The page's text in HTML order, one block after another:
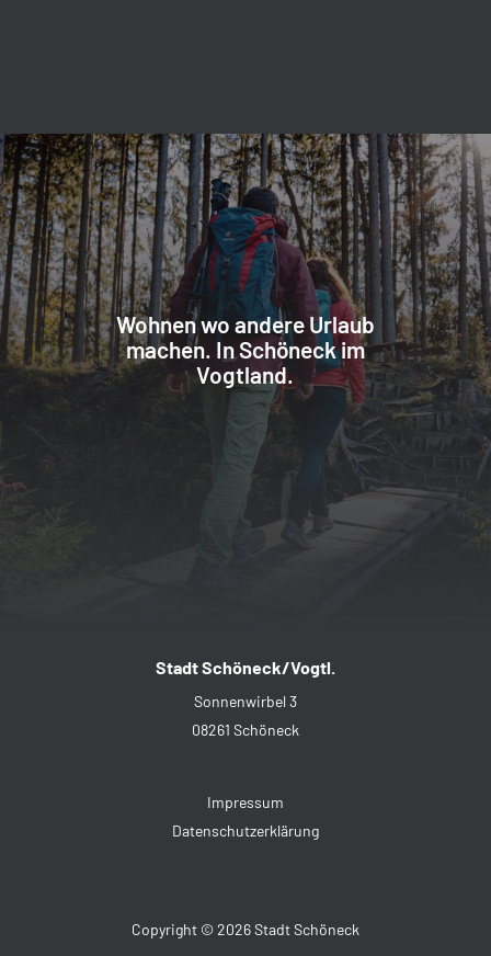
Wohnen wo andere Urlaub
machen. In Schöneck im
Vogtland.
Stadt Schöneck/Vogtl.
Sonnenwirbel 3
08261 Schöneck
Impressum
Datenschutzerklärung
Copyright © 2026 Stadt Schöneck